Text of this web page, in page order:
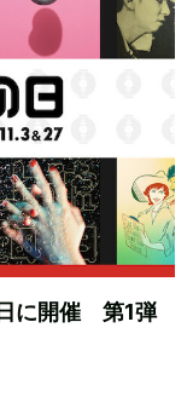
に開催 第1弾